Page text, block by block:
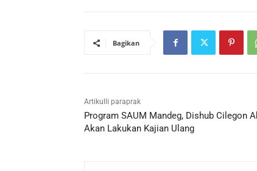
Bagikan
Artikulli paraprak
Program SAUM Mandeg, Dishub Cilegon
Akan Lakukan Kajian Ulang